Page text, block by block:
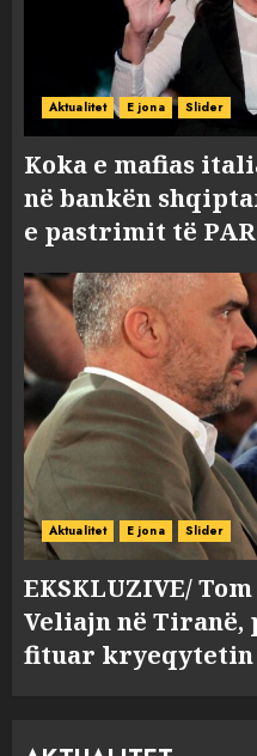
Aktualitet E jona Slider
Koka e mafias
në bankën
e pastrimit të
Aktualitet E jona Slider
EKSKLUZIVE/
Veliajn në Tiranë,
fituar kryeqytetin